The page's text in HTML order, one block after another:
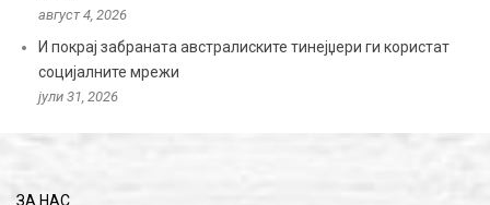
август 4, 2026
И покрај забраната австралиските тинејџери ги користат
социјалните мрежи
јули 31, 2026
ЗА НАС